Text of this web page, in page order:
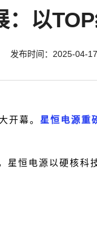
：以
发布时间：2025-04-
开幕。 星恒电源重
星恒电源以硬核